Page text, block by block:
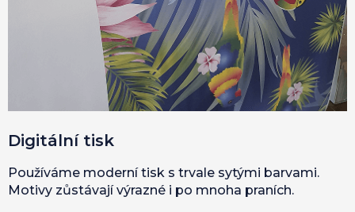
Digitální tisk
Používáme moderní tisk s trvale sytými barvami.
Motivy zůstávají výrazné i po mnoha praních.